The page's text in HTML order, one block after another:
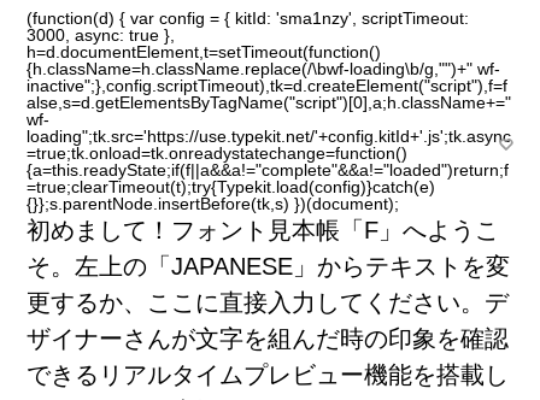
(function(d) { var config = { kitId: 'sma1nzy', scriptTimeout:
3000, async: true },
h=d.documentElement,t=setTimeout(function()
{h.className=h.className.replace(/\bwf-loading\b/g,"")+" wf-
inactive";},config.scriptTimeout),tk=d.createElement("script"),f=f
alse,s=d.getElementsByTagName("script")[0],a;h.className+="
wf-
loading";tk.src='https://use.typekit.net/'+config.kitId+'.js';tk.async
=true;tk.onload=tk.onreadystatechange=function()
{a=this.readyState;if(f||a&&a!="complete"&&a!="loaded")return;f
=true;clearTimeout(t);try{Typekit.load(config)}catch(e)
{}};s.parentNode.insertBefore(tk,s) })(document);
初めまして！フォント 見本帳 「F」へようこ
そ。 左 上の「JAPANESE」からテキストを変
更するか、ここに直接入 力 してください。デ
ザイナーさんが文字を組 んだ時の印象 を確認
できるリアルタイムプレビュー機能を搭載 し